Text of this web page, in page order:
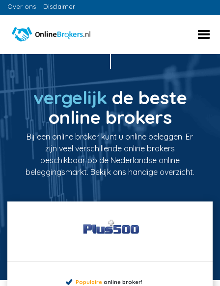
Over ons Disclaimer
vergelijk de beste
online brokers
Bij een online broker kunt u online beleggen. Er
zijn veel verschillende online brokers
beschikbaar op de Nederlandse online
beleggingsmarkt. Bekijk ons handige overzicht.
Populaireonline broker!